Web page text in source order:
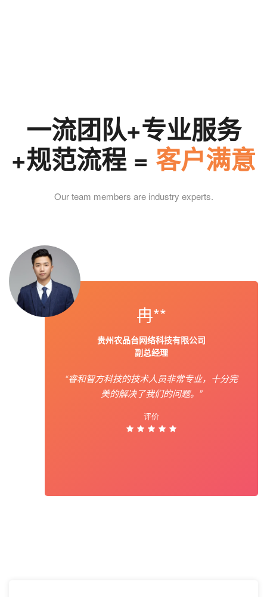
一流团队+专业服务
+规范流程 = 客户满意
Our team members are industry experts.
冉**
贵州农品台网络科技有限公司
副总经理
“睿和智方科技的技术人员非常专业，十分完
美的解决了我们的问题。”
评价